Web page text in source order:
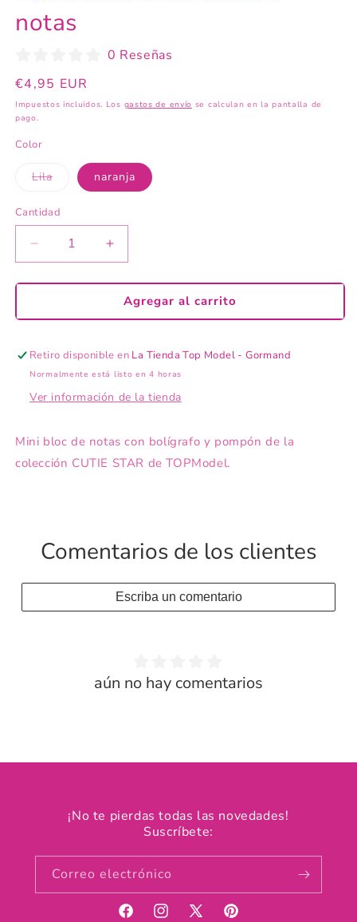
una
ventana
notas
0 Reseñas
Precio
habitual
€4,95 EUR
Impuestos incluidos. Los gastos de envío se calculan en la pantalla de
pago.
Color
LilaVariante
agotada
no
disponible
naranja
Cantidad
Reducir
cantidad
para
Mini
de
notas
Aumentar
cantidad
para
TOPModel
Mini
de
notas
Agregar al carrito
Retiro disponible en La Tienda Top Model - Gormand
Normalmente está listo en 4 horas
Ver información de la tienda
Mini bloc de notas con bolígrafo y pompón de la
colección CUTIE STAR de TOPModel.
Comentarios de los clientes
Escriba un comentario
aún no hay comentarios
¡No te pierdas todas las novedades!
Suscríbete:
Correo electrónico